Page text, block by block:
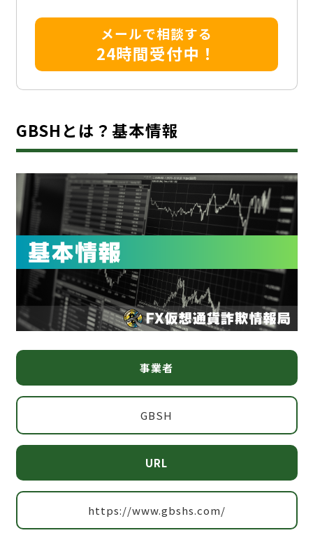
メールで相談する
24時間受付中！
GBSHとは？基本情報
事業者
GBSH
URL
https://www.gbshs.com/